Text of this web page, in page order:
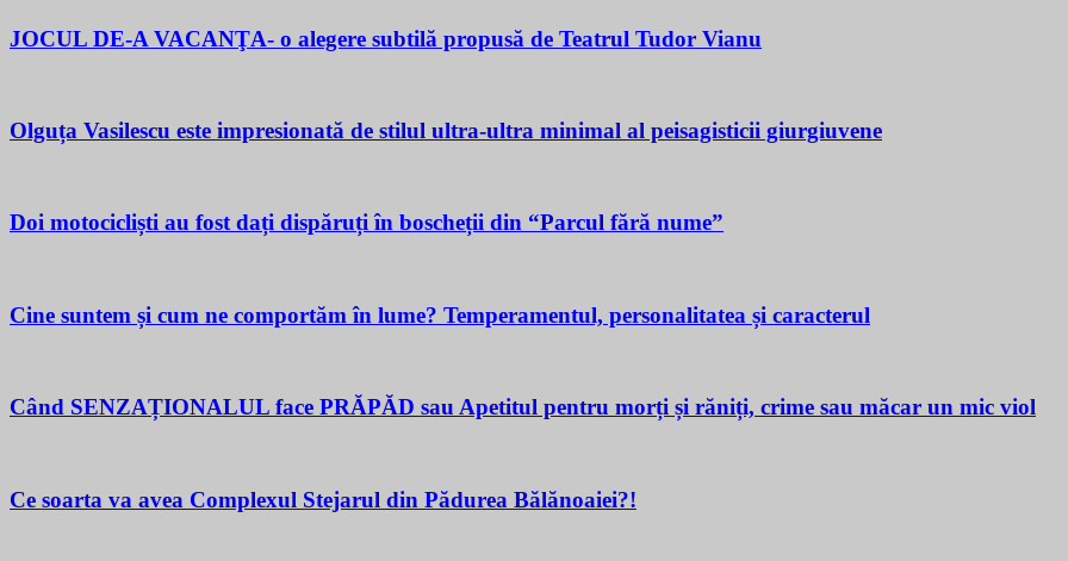
JOCUL DE-A VACANŢA- o alegere subtilă propusă de Teatrul Tudor Vianu
Olguța Vasilescu este impresionată de stilul ultra-ultra minimal al peisagisticii giurgiuvene
Doi motocicliști au fost dați dispăruți în boscheții din “Parcul fără nume”
Cine suntem și cum ne comportăm în lume? Temperamentul, personalitatea și caracterul
Când SENZAȚIONALUL face PRĂPĂD sau Apetitul pentru morți și răniți, crime sau măcar un mic viol
Ce soarta va avea Complexul Stejarul din Pădurea Bălănoaiei?!